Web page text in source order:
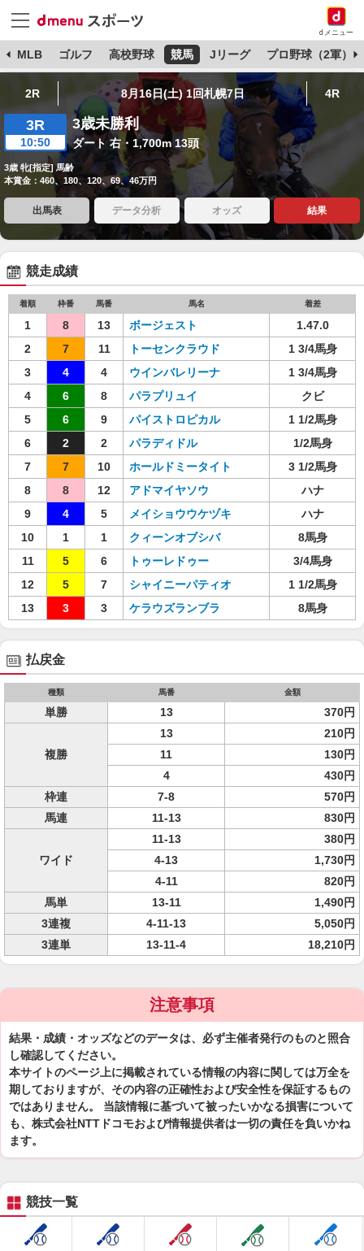
dメニュー
MLB ゴルフ 高校野球 競馬 Jリーグ プロ野球（2軍）
2R 8月16日(土) 1回札幌7日 4R
3R
10:50
3歳未勝利
ダート 右・1,700m 13頭
3歳 牝[指定] 馬齢
本賞金：460、180、120、69、46万円
出馬表 データ分析 オッズ 結果
競走成績
着順 枠番 馬番 馬名 着差
1 8 13 ボージェスト
1.47.0
2
7 11 トーセンクラウド
1 3/4馬身
3
4 4 ウインバレリーナ
1 3/4馬身
4
6 8 パラプリュイ
クビ
5
6 9 パイストロピカル
1 1/2馬身
6
2 2 パラディドル
1/2馬身
7
7 10 ホールドミータイト
3 1/2馬身
8
8 12 アドマイヤソウ
ハナ
9
4 5 メイショウウケヅキ
ハナ
10
1 1 クィーンオブシバ
8馬身
11
5 6 トゥーレドゥー
3/4馬身
12
5 7 シャイニーパティオ
1 1/2馬身
13
3 3 ケラウズランブラ 8馬身
払戻金
種類 馬番 金額
単勝 13 370円
複勝
13
210円
11
130円
4
430円
枠連
7-8
570円
馬連
11-13 830円
ワイド
11-13
380円
4-13
1,730円
4-11
820円
馬単
13-11
1,490円
3連複
4-11-13
5,050円
3連単
13-11-4 18,210円
注意事項
結果・成績・オッズなどのデータは、必ず主催者発行のものと照合
し確認してください。
本サイトのページ上に掲載されている情報の内容に関しては万全を
期しておりますが、その内容の正確性および安全性を保証するもの
ではありません。 当該情報に基づいて被ったいかなる損害について
も、株式会社NTTドコモおよび情報提供者は一切の責任を負いかね
ます。
競技一覧